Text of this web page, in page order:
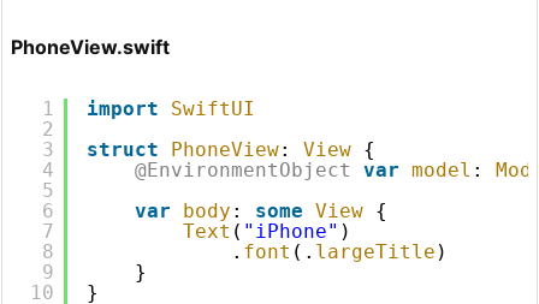
PhoneView.swift
1
2
3
4
5
6
7
8
9
10
import
SwiftUI
struct
PhoneView: View {
@EnvironmentObject
var model :
var
body : some View {
Text ( "iPhone" )
. font (. largeTitle )
}
}